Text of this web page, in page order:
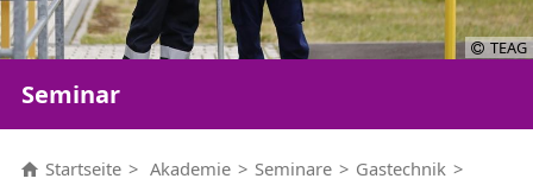
TEAG
Seminar
Startseite Akademie Seminare
Gastechnik